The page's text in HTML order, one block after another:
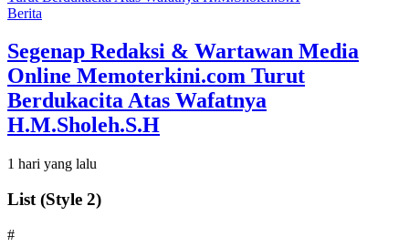
Berita
Segenap Redaksi & Wartawan Media
Online Memoterkini.com Turut
Berdukacita Atas Wafatnya
H.M.Sholeh.S.H
1 hari yang lalu
List (Style 2)
#